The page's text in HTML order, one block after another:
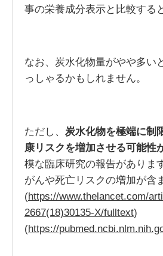
事の栄養成分表示と比較する
なお、炭水化物量がやや多い
っしゃるかもしれません。
ただし、 炭水化物を極端に制
康リスクを増加させる可能性
模な臨床研究の報告がありま
がんや死亡リスクの増加が含
(https://www.thelancet.com/
2667(18)30135-X/fulltext)
(https://